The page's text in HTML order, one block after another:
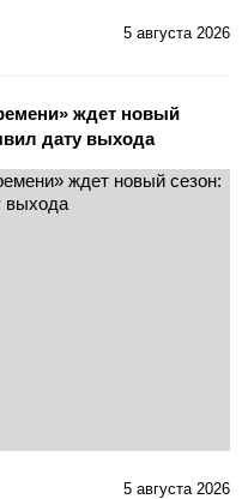
5 августа 2026
ждет новый
дату выхода
5 августа 2026